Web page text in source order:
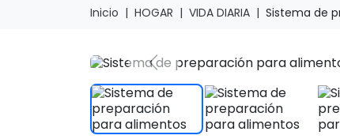
Inicio
HOGAR VIDA DIARIA Sistema de